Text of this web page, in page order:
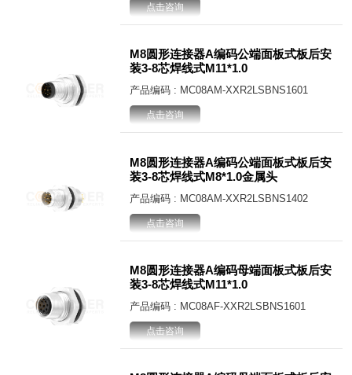
点击咨询
M8圆形连接器A编码公端面板式板后安
装3-8芯焊线式M11*1.0
产品编码 : MC08AM-XXR2LSBNS1601
点击咨询
M8圆形连接器A编码公端面板式板后安
装3-8芯焊线式M8*1.0金属头
产品编码 : MC08AM-XXR2LSBNS1402
点击咨询
M8圆形连接器A编码母端面板式板后安
装3-8芯焊线式M11*1.0
产品编码 : MC08AF-XXR2LSBNS1601
点击咨询